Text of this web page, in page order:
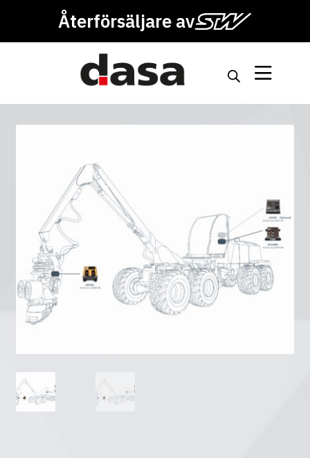
Återförsäljare av